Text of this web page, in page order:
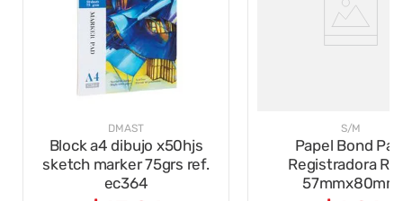
DMAST
Block a4 dibujo x50hjs
sketch marker 75grs ref.
ec364
S/M
Papel Bond
Registradora
57mmx80mm